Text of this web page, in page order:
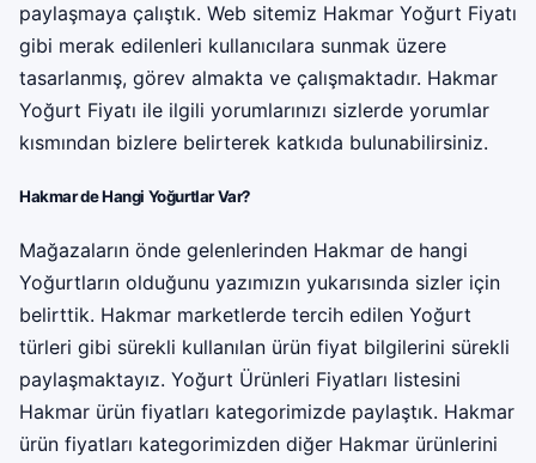
paylaşmaya çalıştık. Web sitemiz Hakmar Yoğurt Fiyatı
gibi merak edilenleri kullanıcılara sunmak üzere
tasarlanmış, görev almakta ve çalışmaktadır. Hakmar
Yoğurt Fiyatı ile ilgili yorumlarınızı sizlerde yorumlar
kısmından bizlere belirterek katkıda bulunabilirsiniz.
Hakmar de Hangi Yoğurtlar Var?
Mağazaların önde gelenlerinden Hakmar de hangi
Yoğurtların olduğunu yazımızın yukarısında sizler için
belirttik. Hakmar marketlerde tercih edilen Yoğurt
türleri gibi sürekli kullanılan ürün fiyat bilgilerini sürekli
paylaşmaktayız. Yoğurt Ürünleri Fiyatları listesini
Hakmar ürün fiyatları kategorimizde paylaştık. Hakmar
ürün fiyatları kategorimizden diğer Hakmar ürünlerini